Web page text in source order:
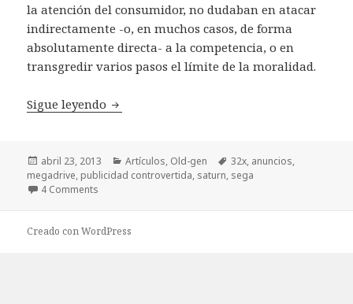
la atención del consumidor, no dudaban en atacar
indirectamente -o, en muchos casos, de forma
absolutamente directa- a la competencia, o en
transgredir varios pasos el límite de la moralidad.
Sigue leyendo SEGA y su controvertida publicidad
Publicado
el
abril 23, 2013 Categorías
Artículos, Old-gen Etiquetas
32x, anuncios,
megadrive, publicidad controvertida, saturn, sega
4 Comments
Creado con WordPress